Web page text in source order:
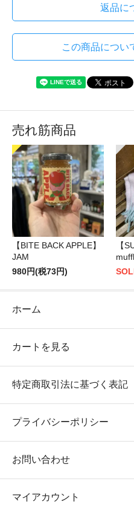
返品に
この商品につい
売れ筋商品
【BITE BACK APPLE】
JAM
980円(税73円)
【
ホーム
カートを見る
特定商取引法に基づく表記
プライバシーポリシー
お問い合わせ
マイアカウント